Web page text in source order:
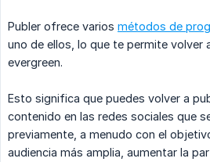
Publer ofrece varios métodos de
uno de ellos, lo que te permite volver
evergreen.
Esto significa que puedes volver a
contenido en las redes sociales que
previamente, a menudo con el
audiencia más amplia, aumentar la